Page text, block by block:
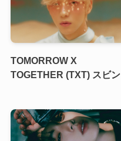
TOMORROW X
TOGETHER (TXT) スビン